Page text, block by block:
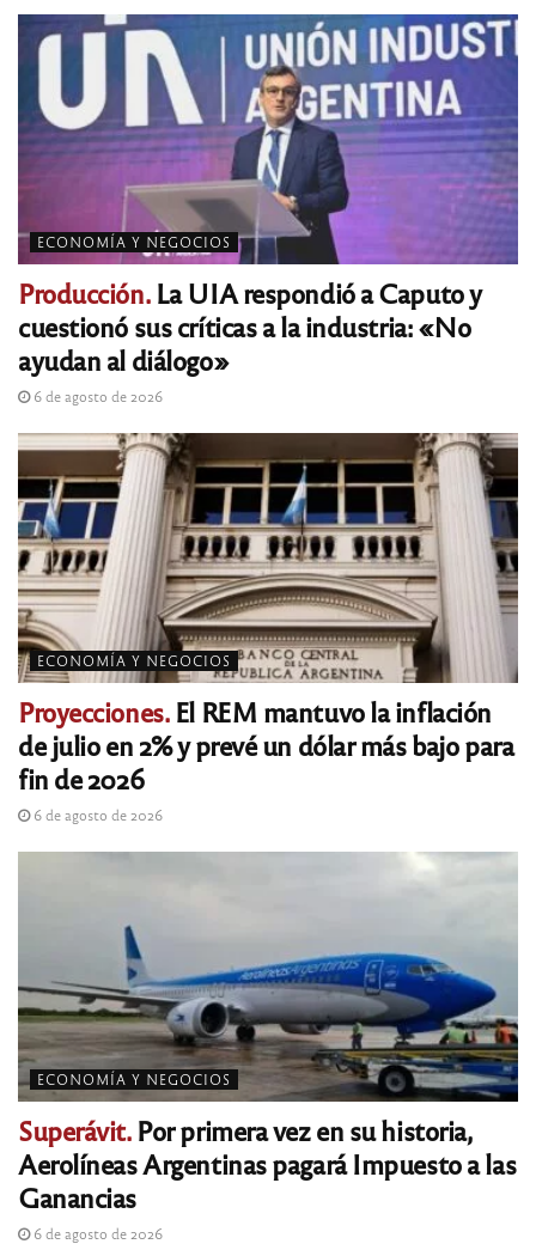
ECONOMÍA Y NEGOCIOS
Producción.La UIA respondió a Caputo y
cuestionó sus críticas a la industria: «No
ayudan al diálogo»
6 de agosto de 2026
ECONOMÍA Y NEGOCIOS
Proyecciones.El REM mantuvo la inflación
de julio en 2% y prevé un dólar más bajo para
fin de 2026
6 de agosto de 2026
ECONOMÍA Y NEGOCIOS
Superávit.Por primera vez en su historia,
Aerolíneas Argentinas pagará Impuesto a las
Ganancias
6 de agosto de 2026